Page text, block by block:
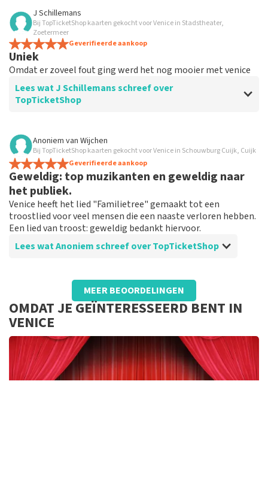
Beoordeling van Angela Straatsma over
Prima
Reservering verliep vlekkeloos!
J Schillemans
Bij TopTicketShop kaarten gekocht voor Venice in Stadstheater,
Zoetermeer
Geverifieerde aankoop
Uniek
Omdat er zoveel fout ging werd het nog mooier met venice
Lees wat J Schillemans schreef over
TopTicketShop
Beoordeling van J Schillemans over
Top
Anoniem van Wijchen
Bij TopTicketShop kaarten gekocht voor Venice in Schouwburg Cuijk, Cuijk
Geverifieerde aankoop
Geweldig: top muzikanten en geweldig naar
het publiek.
Venice heeft het lied "Familietree" gemaakt tot een
troostlied voor veel mensen die een naaste verloren hebben.
Een lied van troost: geweldig bedankt hiervoor.
Lees wat Anoniem schreef over TopTicketShop
Beoordeling van Anoniem overTopTicketShop
Prima
Goed
MEER BEOORDELINGEN
OMDAT JE GEÏNTERESSEERD BENT IN
VENICE